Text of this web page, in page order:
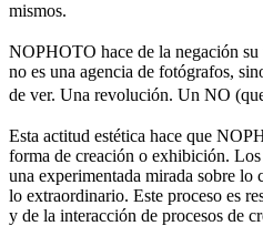
mismos.
NOPHOTO hace de la negación
no es una agencia de fotógrafos,
de ver. Una revolución. Un NO
Esta actitud estética hace que
forma de creación o exhibición.
una experimentada mirada sobre lo
lo extraordinario. Este proceso es
y de la interacción de procesos de